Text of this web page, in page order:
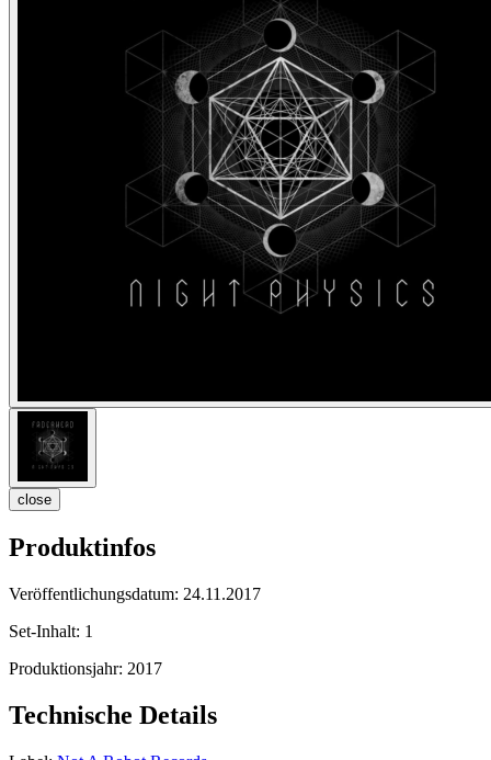
close
Produktinfos
Veröffentlichungsdatum: 24.11.2017
Set-Inhalt: 1
Produktionsjahr: 2017
Technische Details